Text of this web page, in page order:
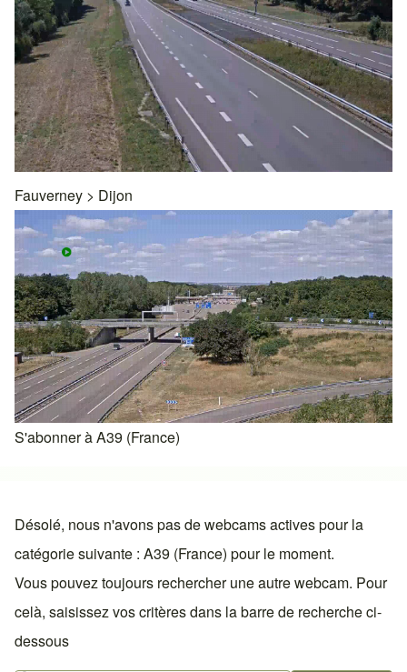
Fauverney > Dijon
S'abonner à A39 (France)
Désolé, nous n'avons pas de webcams actives pour la
catégorie suivante : A39 (France) pour le moment.
Vous pouvez toujours rechercher une autre webcam. Pour
celà, saisissez vos critères dans la barre de recherche ci-
dessous